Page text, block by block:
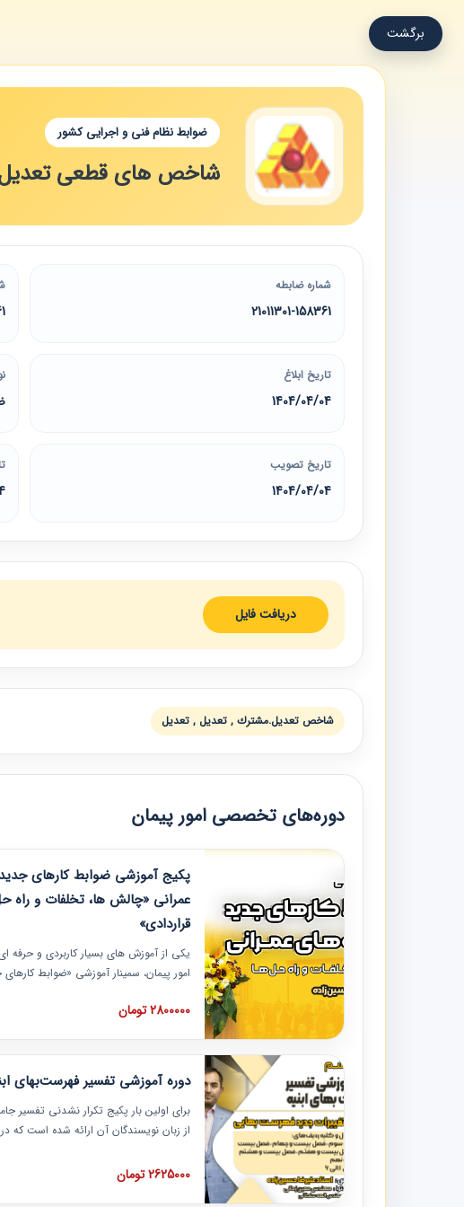
برگشت
ضوابط نظام فنی و اجرایی کشور
شاخص های قطعی تعدیل
شماره ضابطه
21011301-158361
تاریخ ابلاغ
1404/04/04
تاریخ تصویب
1404/04/04
دریافت فایل
شاخص تعديل.مشترك , تعديل , تعديل
دوره‌های تخصصی امور پیمان
پکیج آموزشی ضوابط کارهای
عمرانی «چالش ها، تخلفات و راه
قراردادی»
یکی از آموزش‏‏‏‏‏‏ های بسیار کاربردی و حرفه‏
امور پیمان، سمینار آموزشی «ضوابط
عمرانی» چالش ها، تخلفات و راه حل ها
در محل سندیکای شرکت های ساختمانی
به همراه تجربیات عملی ارائه شده است.
2800000 تومان
دوره آموزشی تفسیر فهرست‌بهای
برای اولین بار پکیج تکرار نشدنی تفسیر
از زبان نویسندگان آن ارائه شده است
تصویری بوده و به همراه تصاویر عملیات
فهرست بها ارائه شده است. این دوره با
2625000 تومان